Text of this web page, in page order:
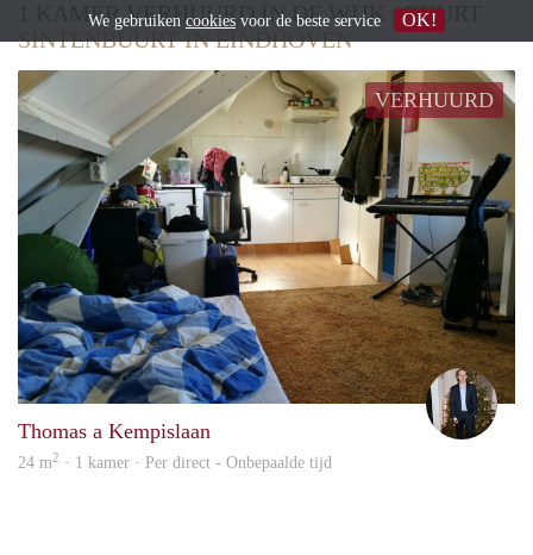
1 KAMER VERHUURD IN DE WIJK / BUURT
SINTENBUURT IN EINDHOVEN
VERHUURD
Thomas a Kempislaan
24 m2 · 1 kamer · Per direct - Onbepaalde tijd
We gebruiken cookies voor de beste service OK!